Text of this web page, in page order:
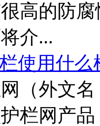
高的防
介...
使用什么
（外文名
栏网产